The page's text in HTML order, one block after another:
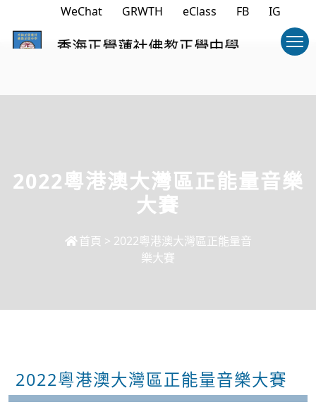
WeChat GRWTH eClass FB IG
2022粵港澳大灣區正能量音樂
大賽
首頁 > 2022粵港澳大灣區正能量音
樂大賽
2022粵港澳大灣區正能量音樂大賽